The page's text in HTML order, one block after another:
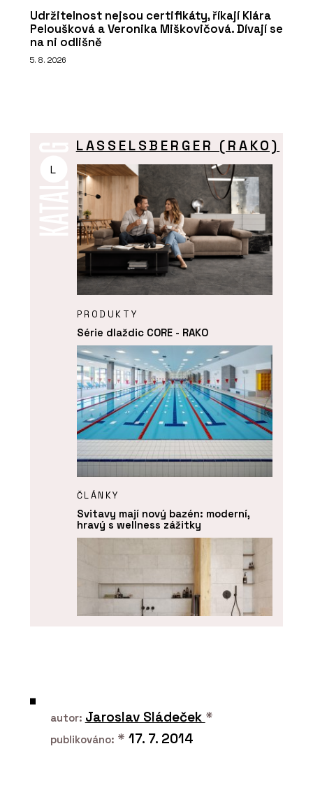
Udržitelnost nejsou certifikáty, říkají Klára
Peloušková a Veronika Miškovičová. Dívají se
na ni odlišně
5. 8. 2026
L
LASSELSBERGER (RAKO)
PRODUKTY
Série dlaždic CORE - RAKO
ČLÁNKY
Svitavy mají nový bazén: moderní,
hravý s wellness zážitky
RAKO
autor: Jaroslav Sládeček *
publikováno: * 17. 7. 2014